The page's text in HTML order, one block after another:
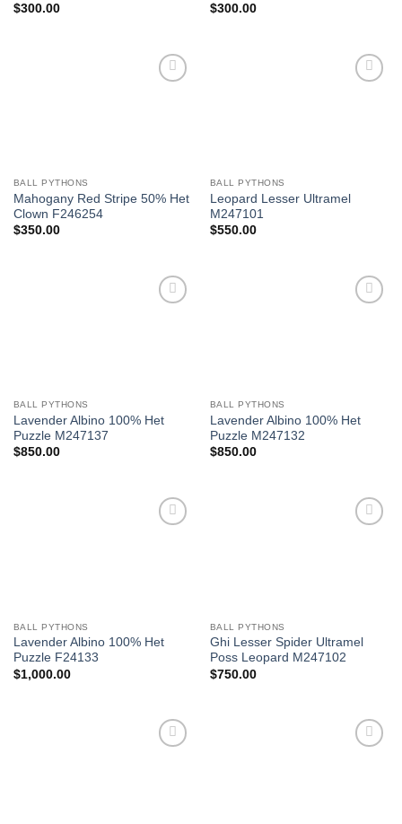
$300.00
$300.00
BALL PYTHONS
Mahogany Red Stripe 50% Het
Clown F246254
$350.00
BALL PYTHONS
Leopard Lesser Ultramel
M247101
$550.00
BALL PYTHONS
Lavender Albino 100% Het
Puzzle M247137
$850.00
BALL PYTHONS
Lavender Albino 100% Het
Puzzle M247132
$850.00
BALL PYTHONS
Lavender Albino 100% Het
Puzzle F24133
$1,000.00
BALL PYTHONS
Ghi Lesser Spider Ultramel
Poss Leopard M247102
$750.00